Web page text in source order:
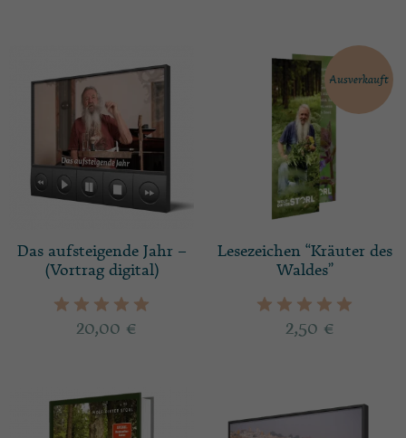
Das aufsteigende Jahr –
(Vortrag digital)
20,00 €
Ausverkauft
Lesezeichen “Kräuter des
Waldes”
2,50 €